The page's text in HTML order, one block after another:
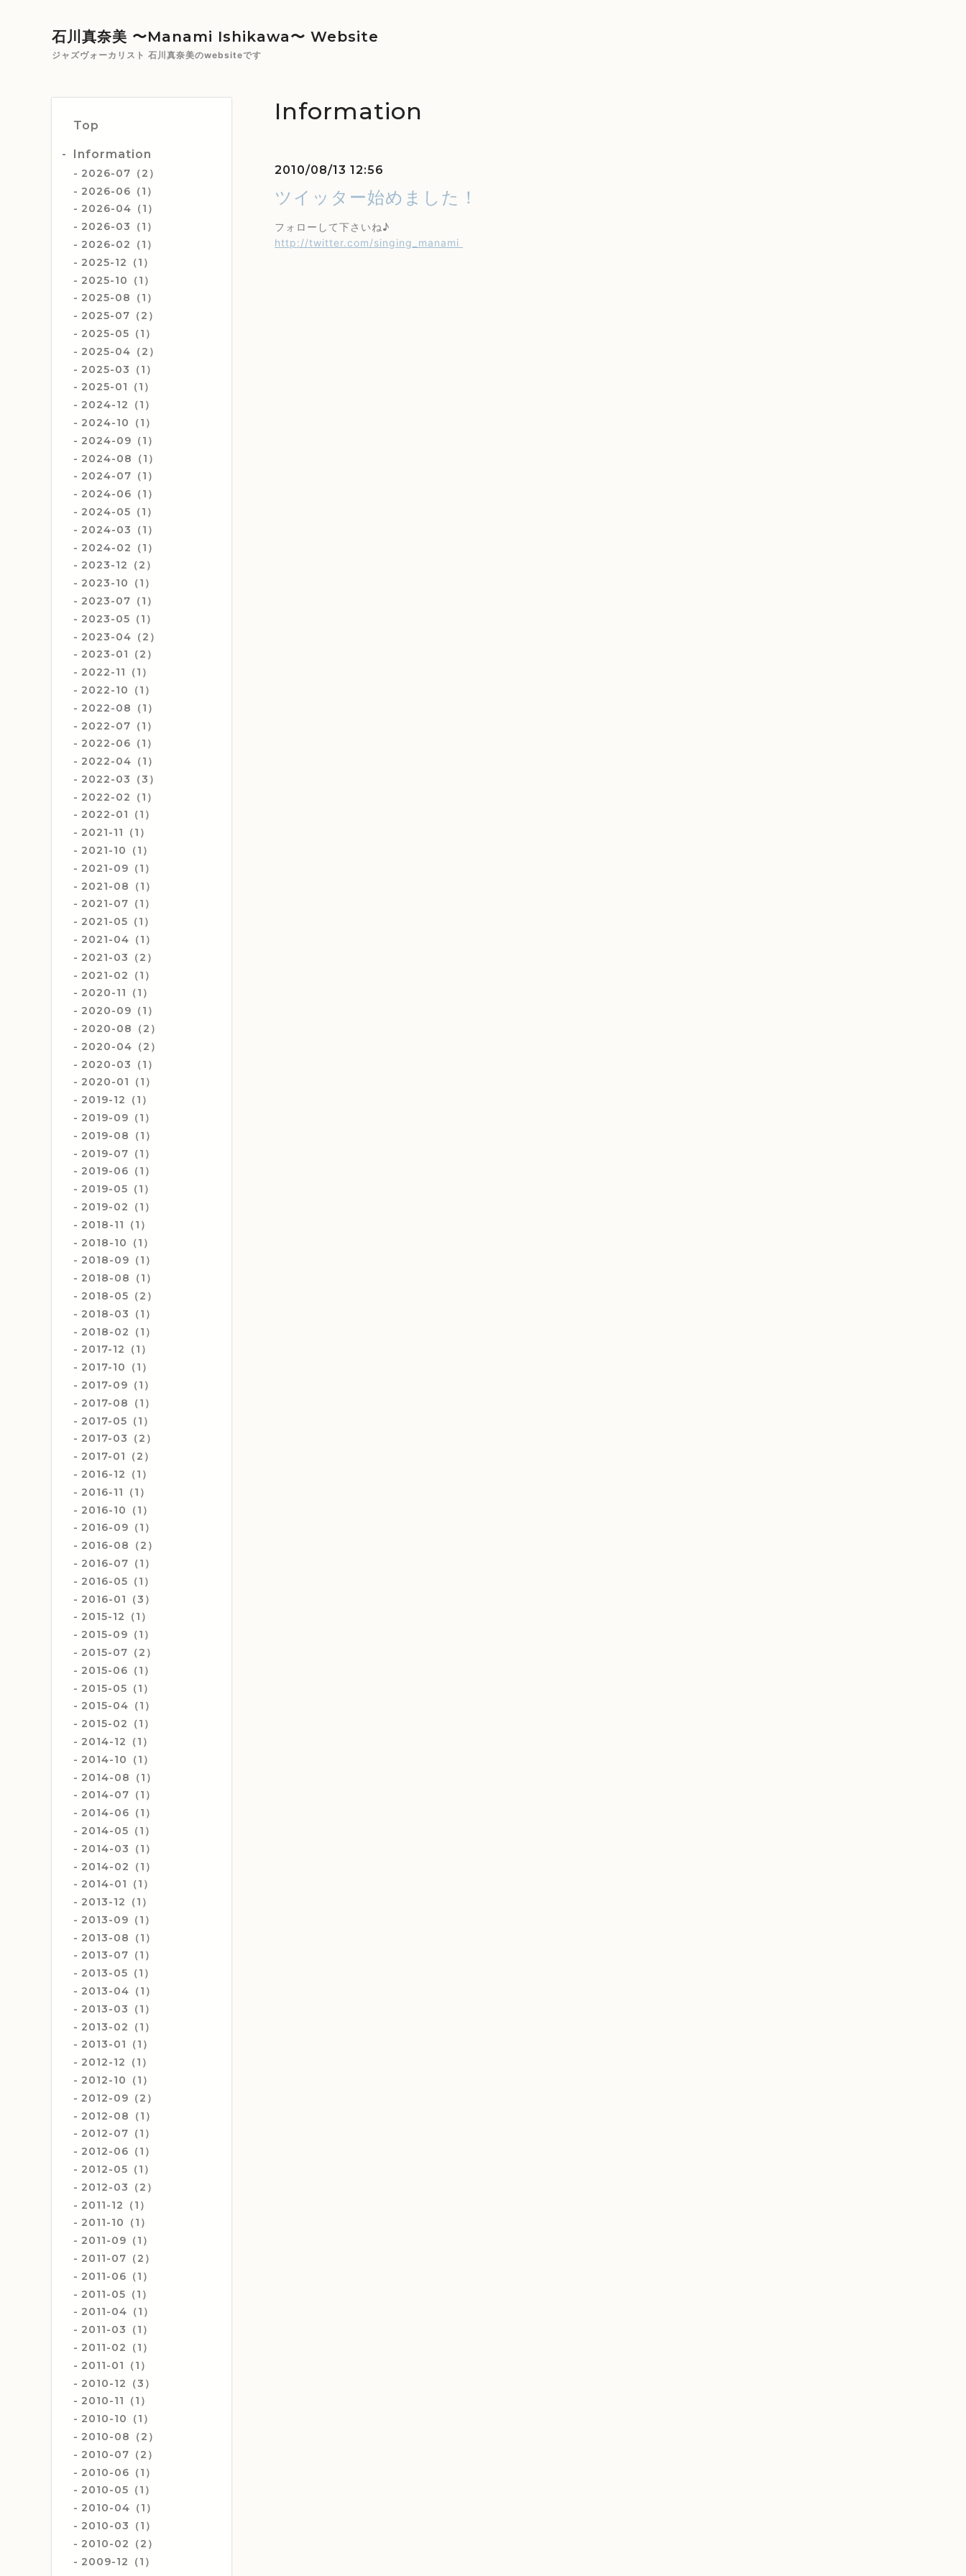
石川真奈美 〜Manami Ishikawa〜 Website
ジャズヴォーカリスト 石川真奈美のwebsiteです
Top
Information
2026-07（2）
2026-06（1）
2026-04（1）
2026-03（1）
2026-02（1）
2025-12（1）
2025-10（1）
2025-08（1）
2025-07（2）
2025-05（1）
2025-04（2）
2025-03（1）
2025-01（1）
2024-12（1）
2024-10（1）
2024-09（1）
2024-08（1）
2024-07（1）
2024-06（1）
2024-05（1）
2024-03（1）
2024-02（1）
2023-12（2）
2023-10（1）
2023-07（1）
2023-05（1）
2023-04（2）
2023-01（2）
2022-11（1）
2022-10（1）
2022-08（1）
2022-07（1）
2022-06（1）
2022-04（1）
2022-03（3）
2022-02（1）
2022-01（1）
2021-11（1）
2021-10（1）
2021-09（1）
2021-08（1）
2021-07（1）
2021-05（1）
2021-04（1）
2021-03（2）
2021-02（1）
2020-11（1）
2020-09（1）
2020-08（2）
2020-04（2）
2020-03（1）
2020-01（1）
2019-12（1）
2019-09（1）
2019-08（1）
2019-07（1）
2019-06（1）
2019-05（1）
2019-02（1）
2018-11（1）
2018-10（1）
2018-09（1）
2018-08（1）
2018-05（2）
2018-03（1）
2018-02（1）
2017-12（1）
2017-10（1）
2017-09（1）
2017-08（1）
2017-05（1）
2017-03（2）
2017-01（2）
2016-12（1）
2016-11（1）
2016-10（1）
2016-09（1）
2016-08（2）
2016-07（1）
2016-05（1）
2016-01（3）
2015-12（1）
2015-09（1）
2015-07（2）
2015-06（1）
2015-05（1）
2015-04（1）
2015-02（1）
2014-12（1）
2014-10（1）
2014-08（1）
2014-07（1）
2014-06（1）
2014-05（1）
2014-03（1）
2014-02（1）
2014-01（1）
2013-12（1）
2013-09（1）
2013-08（1）
2013-07（1）
2013-05（1）
2013-04（1）
2013-03（1）
2013-02（1）
2013-01（1）
2012-12（1）
2012-10（1）
2012-09（2）
2012-08（1）
2012-07（1）
2012-06（1）
2012-05（1）
2012-03（2）
2011-12（1）
2011-10（1）
2011-09（1）
2011-07（2）
2011-06（1）
2011-05（1）
2011-04（1）
2011-03（1）
2011-02（1）
2011-01（1）
2010-12（3）
2010-11（1）
2010-10（1）
2010-08（2）
2010-07（2）
2010-06（1）
2010-05（1）
2010-04（1）
2010-03（1）
2010-02（2）
2009-12（1）
Information
2010/08/13 12:56
ツイッター始めました！
フォローして下さいね♪
http://twitter.com/singing_manami